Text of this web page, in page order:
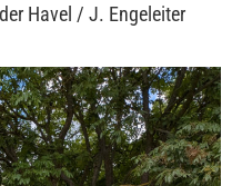
Havel / J. Engeleiter